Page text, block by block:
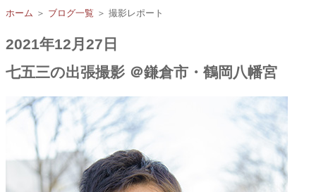
ホーム ＞ ブログ一覧 ＞ 撮影レポート
2021年12月27日
七五三の出張撮影 ＠鎌倉市・鶴岡八幡宮